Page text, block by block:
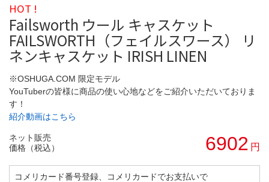
HOT !
Failsworth ウール キャスケット
FAILSWORTH（フェイルスワース） リ
ネンキャスケット IRISH LINEN
※OSHUGA.COM 限定モデル
YouTuberの皆様に商品の使い心地などをご紹介いただいておりま
す！
紹介動画はこちら
ネット販売
価格（税込）
6902 円
コメリカード番号登録、コメリカードでお支払いで